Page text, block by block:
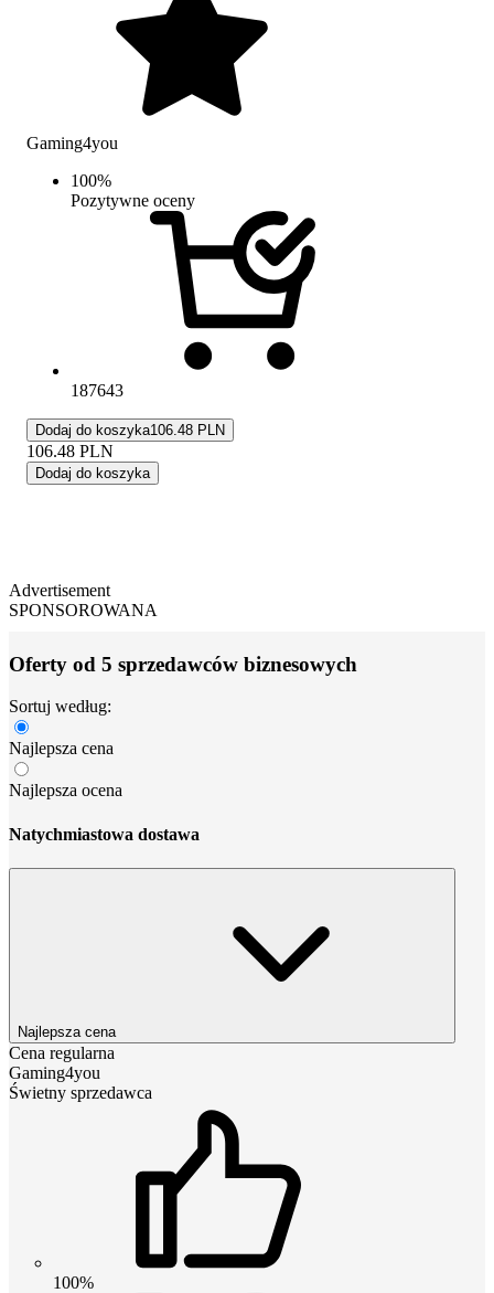
Gaming4you
100%
Pozytywne oceny
187643
Dodaj do koszyka106.48 PLN
106.48 PLN
Dodaj do koszyka
Advertisement
SPONSOROWANA
Oferty od 5 sprzedawców biznesowych
Sortuj według:
Najlepsza cena
Najlepsza ocena
Natychmiastowa dostawa
Najlepsza cena
Cena regularna
Gaming4you
Świetny sprzedawca
100%